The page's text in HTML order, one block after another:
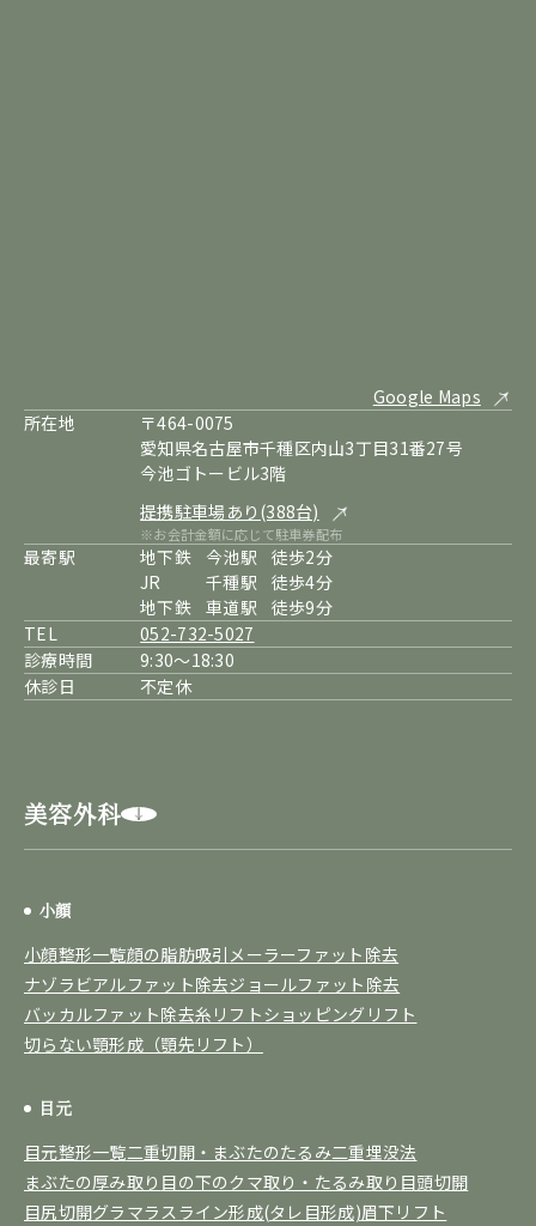
Google Maps
所在地
〒464-0075
愛知県名古屋市千種区内山3丁目31番27号
今池ゴトービル3階
提携駐車場あり(388台)
※お会計金額に応じて駐車券配布
最寄駅 地下鉄 今池駅
徒歩2分
JR
千種駅
徒歩4分
地下鉄
車道駅
徒歩9分
TEL
052-732-5027
診療時間
9:30～18:30
休診日
不定休
美容外科
小顔
小顔整形一覧顔の脂肪吸引 メーラーファット除去
ナゾラビアルファット除去ジョールファット除去
バッカルファット除去糸リフトショッピングリフト
切らない顎形成（顎先リフト）
目元
目元整形一覧二重切開・まぶたのたるみ二重埋没法
まぶたの厚み取り 目の下のクマ取り・たるみ取り 目頭切開
目尻切開グラマラスライン形成(タレ目形成)眉下リフト